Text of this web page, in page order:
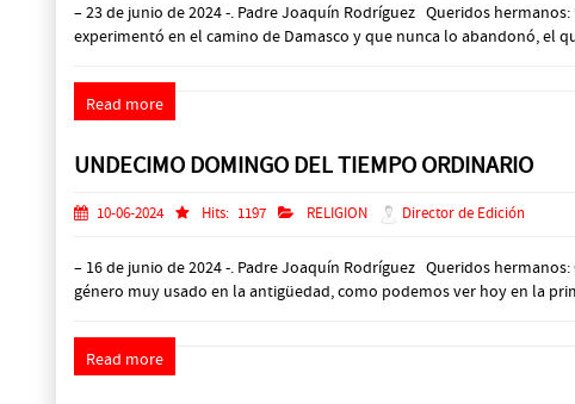
– 23 de junio de 2024 -. Padre Joaquín Rodríguez Queridos
experimentó en el camino de Damasco y que nunca lo abandonó, el
Read more
UNDECIMO DOMINGO DEL TIEMPO ORDINARIO
10-06-2024 Hits: 1197 RELIGION Director de Edición
– 16 de junio de 2024 -. Padre Joaquín Rodríguez Queridos
género muy usado en la antigüedad, como podemos ver hoy en la
Read more